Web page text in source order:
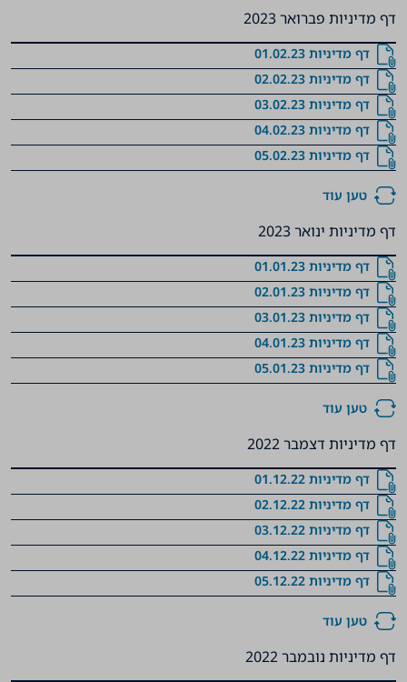
דף מדיניות פברואר 2023
דף מדיניות 01.02.23
דף מדיניות 02.02.23
דף מדיניות 03.02.23
דף מדיניות 04.02.23
דף מדיניות 05.02.23
טען עוד
דף מדיניות ינואר 2023
דף מדיניות 01.01.23
דף מדיניות 02.01.23
דף מדיניות 03.01.23
דף מדיניות 04.01.23
דף מדיניות 05.01.23
טען עוד
דף מדיניות דצמבר 2022
דף מדיניות 01.12.22
דף מדיניות 02.12.22
דף מדיניות 03.12.22
דף מדיניות 04.12.22
דף מדיניות 05.12.22
טען עוד
דף מדיניות נובמבר 2022